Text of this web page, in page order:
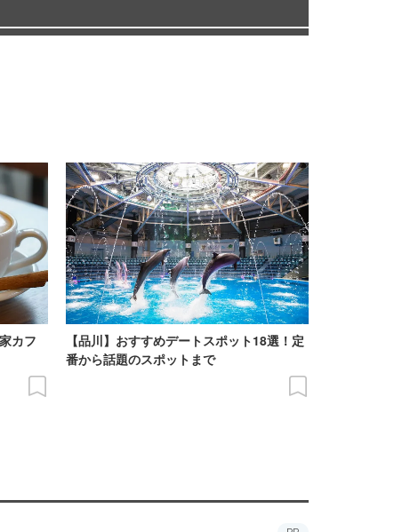
カフ
【品川】おすすめデートスポット18選！定
番から話題のスポットまで